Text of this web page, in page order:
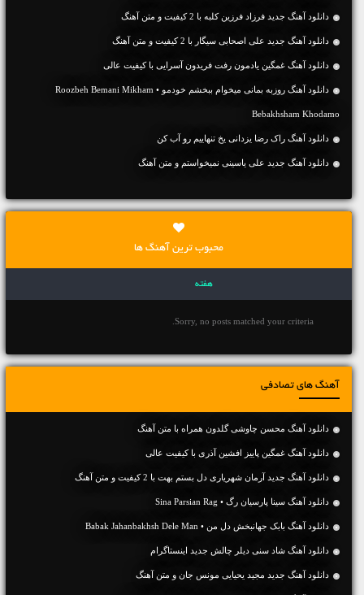
دانلود آهنگ جديد فرزاد فرزین کلبه با 2 کیفیت و متن آهنگ
دانلود آهنگ جديد علی اصحابی سیگار با 2 کیفیت و متن آهنگ
دانلود آهنگ غمگین یادمون رفت فریدون آسرایی با کیفیت عالی
دانلود آهنگ روزبه بمانی میخوام ببخشم خودمو • Roozbeh Bemani Mikham
Bebakhsham Khodamo
دانلود آهنگ راک رضا یزدانی یخ تنهاییم رو آب کن
دانلود آهنگ جديد علی یاسینی نمیخواستم و متن آهنگ
محبوب ترین آهنگ ها
هفته
Sorry, no posts matched your criteria.
آهنگ های تصادفی
دانلود آهنگ محسن چاوشی گلدون همراه با متن آهنگ
دانلود آهنگ غمگین پاییز افشین آذری با کیفیت عالی
دانلود آهنگ جديد آرمان شهریاری دل بستم بهت با 2 کیفیت و متن آهنگ
دانلود آهنگ سینا پارسیان رگ • Sina Parsian Rag
دانلود آهنگ بابک جهانبخش دل من • Babak Jahanbakhsh Dele Man
دانلود آهنگ شاد سنی دیلر چالش جدید اینستاگرام
دانلود آهنگ جديد مجید یحیایی مونس جان و متن آهنگ